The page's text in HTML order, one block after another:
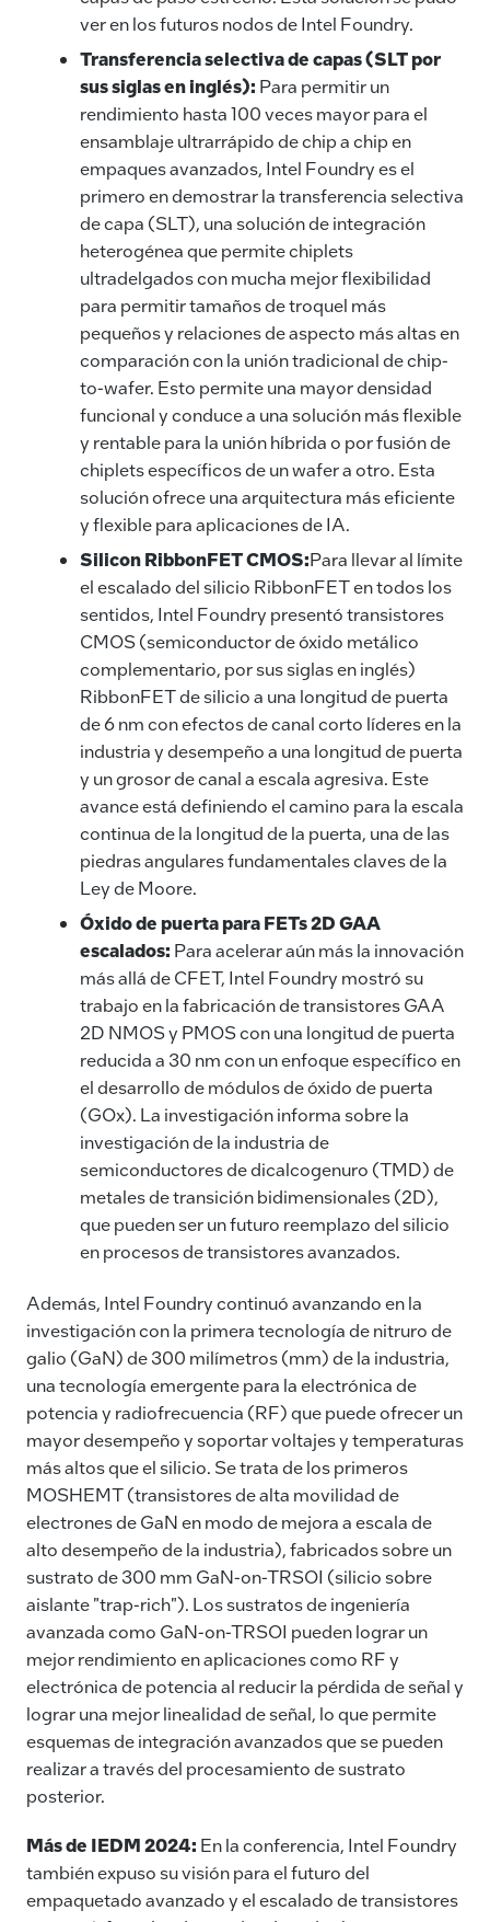
ver en los futuros nodos de Intel Foundry.
Transferencia selectiva de capas (SLT por
sus siglas en inglés): Para permitir un
rendimiento hasta 100 veces mayor para el
ensamblaje ultrarrápido de chip a chip en
empaques avanzados, Intel Foundry es el
primero en demostrar la transferencia selectiva
de capa (SLT), una solución de integración
heterogénea que permite chiplets
ultradelgados con mucha mejor flexibilidad
para permitir tamaños de troquel más
pequeños y relaciones de aspecto más altas en
comparación con la unión tradicional de chip-
to-wafer. Esto permite una mayor densidad
funcional y conduce a una solución más flexible
y rentable para la unión híbrida o por fusión de
chiplets específicos de un wafer a otro. Esta
solución ofrece una arquitectura más eficiente
y flexible para aplicaciones de IA.
Silicon RibbonFET CMOS:Para llevar al límite
el escalado del silicio RibbonFET en todos los
sentidos, Intel Foundry presentó transistores
CMOS (semiconductor de óxido metálico
complementario, por sus siglas en inglés)
RibbonFET de silicio a una longitud de puerta
de 6 nm con efectos de canal corto líderes en la
industria y desempeño a una longitud de puerta
y un grosor de canal a escala agresiva. Este
avance está definiendo el camino para la escala
continua de la longitud de la puerta, una de las
piedras angulares fundamentales claves de la
Ley de Moore.
Óxido de puerta para FETs 2D GAA
escalados: Para acelerar aún más la innovación
más allá de CFET, Intel Foundry mostró su
trabajo en la fabricación de transistores GAA
2D NMOS y PMOS con una longitud de puerta
reducida a 30 nm con un enfoque específico en
el desarrollo de módulos de óxido de puerta
(GOx). La investigación informa sobre la
investigación de la industria de
semiconductores de dicalcogenuro (TMD) de
metales de transición bidimensionales (2D),
que pueden ser un futuro reemplazo del silicio
en procesos de transistores avanzados.
Además, Intel Foundry continuó avanzando en la
investigación con la primera tecnología de nitruro de
galio (GaN) de 300 milímetros (mm) de la industria,
una tecnología emergente para la electrónica de
potencia y radiofrecuencia (RF) que puede ofrecer un
mayor desempeño y soportar voltajes y temperaturas
más altos que el silicio. Se trata de los primeros
MOSHEMT (transistores de alta movilidad de
electrones de GaN en modo de mejora a escala de
alto desempeño de la industria), fabricados sobre un
sustrato de 300 mm GaN-on-TRSOI (silicio sobre
aislante "trap-rich"). Los sustratos de ingeniería
avanzada como GaN-on-TRSOI pueden lograr un
mejor rendimiento en aplicaciones como RF y
electrónica de potencia al reducir la pérdida de señal y
lograr una mejor linealidad de señal, lo que permite
esquemas de integración avanzados que se pueden
realizar a través del procesamiento de sustrato
posterior.
Más de IEDM 2024: En la conferencia, Intel Foundry
también expuso su visión para el futuro del
empaquetado avanzado y el escalado de transistores